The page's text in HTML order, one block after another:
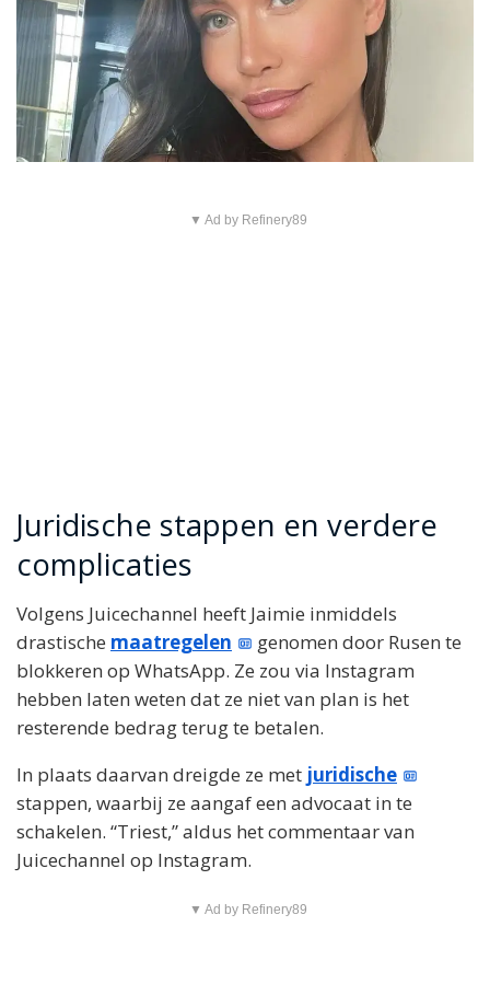
▼ Ad by Refinery89
Juridische stappen en verdere
complicaties
Volgens Juicechannel heeft Jaimie inmiddels
drastische maatregelen
genomen door Rusen te
blokkeren op WhatsApp. Ze zou via Instagram
hebben laten weten dat ze niet van plan is het
resterende bedrag terug te betalen.
In plaats daarvan dreigde ze met juridische
stappen, waarbij ze aangaf een advocaat in te
schakelen. “Triest,” aldus het commentaar van
Juicechannel op Instagram.
▼ Ad by Refinery89